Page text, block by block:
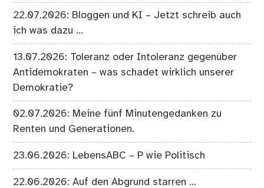
22.07.2026: Bloggen und KI – Jetzt schreib auch
ich was dazu …
13.07.2026: Toleranz oder Intoleranz gegenüber
Antidemokraten – was schadet wirklich unserer
Demokratie?
02.07.2026: Meine fünf Minutengedanken zu
Renten und Generationen.
23.06.2026: LebensABC – P wie Politisch
22.06.2026: Auf den Abgrund starren …